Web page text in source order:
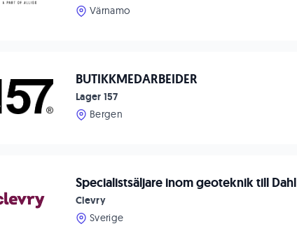
Värnamo
BUTIKKMEDARBEIDER
Lager 157
Bergen
Specialistsäljare inom geoteknik till Dahl
Clevry
Sverige